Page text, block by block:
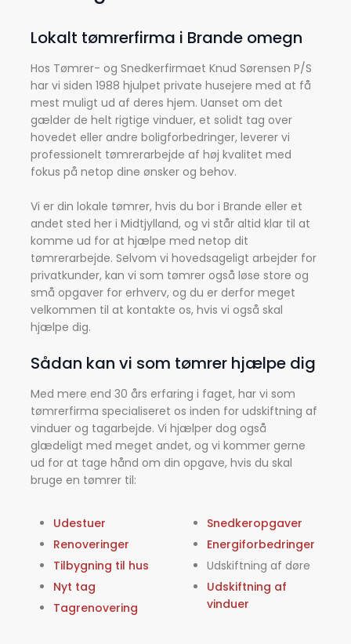
Lokalt tømrerfirma i Brande omegn
Hos Tømrer- og Snedkerfirmaet Knud Sørensen P/S
har vi siden 1988 hjulpet private husejere med at få
mest muligt ud af deres hjem. Uanset om det
gælder de helt rigtige vinduer, et solidt tag over
hovedet eller andre boligforbedringer, leverer vi
professionelt tømrerarbejde af høj kvalitet med
fokus på netop dine ønsker og behov.
Vi er din lokale tømrer, hvis du bor i Brande eller et
andet sted her i Midtjylland, og vi står altid klar til at
komme ud for at hjælpe med netop dit
tømrerarbejde. Selvom vi hovedsageligt arbejder for
privatkunder, kan vi som tømrer også løse store og
små opgaver for erhverv, og du er derfor meget
velkommen til at kontakte os, hvis vi også skal
hjælpe dig.
Sådan kan vi som tømrer hjælpe dig
Med mere end 30 års erfaring i faget, har vi som
tømrerfirma specialiseret os inden for udskiftning af
vinduer og tagarbejde. Vi hjælper dog også
glædeligt med meget andet, og vi kommer gerne
ud for at tage hånd om din opgave, hvis du skal
bruge en tømrer til:
Udestuer
​Renoveringer
Tilbygning til hus
​Nyt tag
​Tagrenovering
Snedkeropgaver
Energiforbedringer
​Udskiftning af døre
Udskiftning af
vinduer